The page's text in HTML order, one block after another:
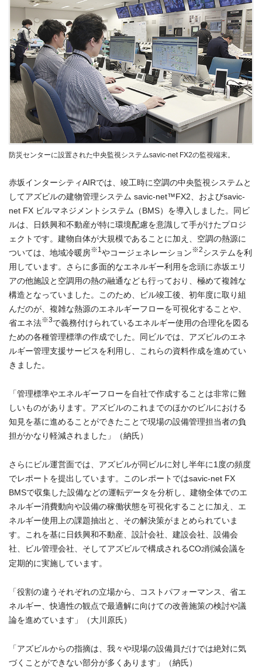
防災センターに設置された中央監視システムsavic-net FX2の監視端末。
赤坂インターシティAIRでは、竣工時に空調の中央監視システムと
してアズビルの建物管理システム savic-net™FX2、およびsavic-
net FX ビルマネジメントシステム（BMS）を導入しました。同ビ
ルは、日鉄興和不動産が特に環境配慮を意識して手がけたプロジ
ェクトです。建物自体が大規模であることに加え、空調の熱源に
ついては、地域冷暖房※1 やコージェネレーション※2システムを利
用しています。さらに多面的なエネルギー利用を念頭に赤坂エリ
アの他施設と空調用の熱の融通なども行っており、極めて複雑な
構造となっていました。このため、ビル竣工後、初年度に取り組
んだのが、複雑な熱源のエネルギーフローを可視化することや、
省エネ法※3で義務付けられているエネルギー使用の合理化を図る
ための各種管理標準の作成でした。同ビルでは、アズビルのエネ
ルギー管理支援サービスを利用し、これらの資料作成を進めてい
きました。
「管理標準やエネルギーフローを自社で作成することは非常に難
しいものがあります。アズビルのこれまでのほかのビルにおける
知見を基に進めることができたことで現場の設備管理担当者の負
担がかなり軽減されました」（納氏）
さらにビル運営面では、アズビルが同ビルに対し半年に1度の頻度
でレポートを提出しています。このレポートではsavic-net FX
BMSで収集した設備などの運転データを分析し、建物全体でのエ
ネルギー消費動向や設備の稼働状態を可視化することに加え、エ
ネルギー使用上の課題抽出と、その解決策がまとめられていま
す。これを基に日鉄興和不動産、設計会社、建設会社、設備会
社、ビル管理会社、そしてアズビルで構成されるCO2削減会議を
定期的に実施しています。
「役割の違うそれぞれの立場から、コストパフォーマンス、省エ
ネルギー、快適性の観点で最適解に向けての改善施策の検討や議
論を進めています」（大川原氏）
「アズビルからの指摘は、我々や現場の設備員だけでは絶対に気
づくことができない部分が多くあります」（納氏）